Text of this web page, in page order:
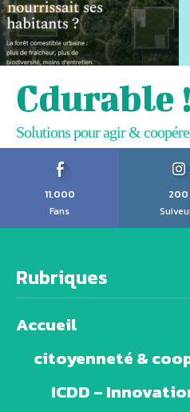
Cdurable !
Solutions pour agir &
11,000
Fans
200
Rubriques
Accueil
citoyenneté &
ICDD –